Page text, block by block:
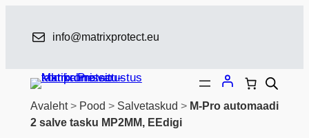
info@matrixprotect.eu
Avaleht> Pood > Salvetaskud > M-Pro automaadi
2 salve tasku MP2MM, EEdigi